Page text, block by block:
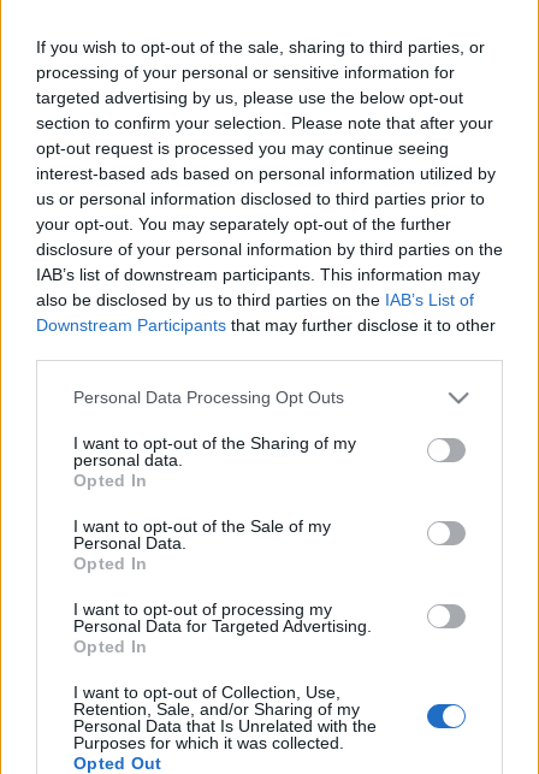
If you wish to opt-out of the sale, sharing to third parties, or
processing of your personal or sensitive information for
targeted advertising by us, please use the below opt-out
section to confirm your selection. Please note that after your
opt-out request is processed you may continue seeing
interest-based ads based on personal information utilized by
us or personal information disclosed to third parties prior to
your opt-out. You may separately opt-out of the further
disclosure of your personal information by third parties on the
IAB’s list of downstream participants. This information may
also be disclosed by us to third parties on the IAB’s List of
Downstream Participants that may further disclose it to other
Please note that this website/app uses one or more Google
not limited to your visit or usage behaviour. You may click to
grant or deny consent to Google and its third-party tags to
use your data for below specified purposes in below Google
consent section.
Personal Data Processing Opt Outs
I want to opt-out of the Sharing of my
personal data.
Opted In
I want to opt-out of the Sale of my
Personal Data.
Opted In
I want to opt-out of processing my
Personal Data for Targeted Advertising.
Opted In
I want to opt-out of Collection, Use,
Retention, Sale, and/or Sharing of my
Personal Data that Is Unrelated with the
Purposes for which it was collected.
Opted Out
Elsősorban azokat a produkciókat valósítják meg, amelyeket
2020-ban, a Festspiele 100. évfordulóján kellett volna
bemutatni, de a korlátozások miatt elmaradtak. Romeo
Castellucci rendezésében kerül színpadra MozartDon
Giovannija, az olasz baritonnal, Davide Lucianóval a
címszerepben. A 2020 nyarán, a rövid fesztiválon
bemutatott Richard Strauss operát, az Elektráthét estén
ismét eljátsszák, 2021-ben is az impulzív litván szoprán
Aušrine Stundyte alakítja a főszerepet. Újrázzák Mozart
Egy év késéssel debütál Luigi NonoIntolleranza 1960
darabja, amely a művészeti vezető, Markus Hinterhäuser
szívügye, a mű szenvedélyesen utasítja el a rasszizmust, az
intoleranciát, az elnyomást és az emberi méltóság
Filharmonikusokat a Felsenreitschuléban.
A drámaprogram kizárólag olyan produkciókból áll,
amelyeket már 2020-ra meghirdettek. A Burgtheaterrel
közös produkció Schiller Stuart Máriája, Martin Kusej